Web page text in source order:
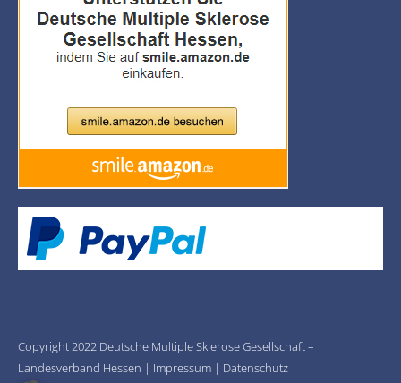
Copyright 2022 Deutsche Multiple Sklerose Gesellschaft –
Landesverband Hessen | Impressum| Datenschutz